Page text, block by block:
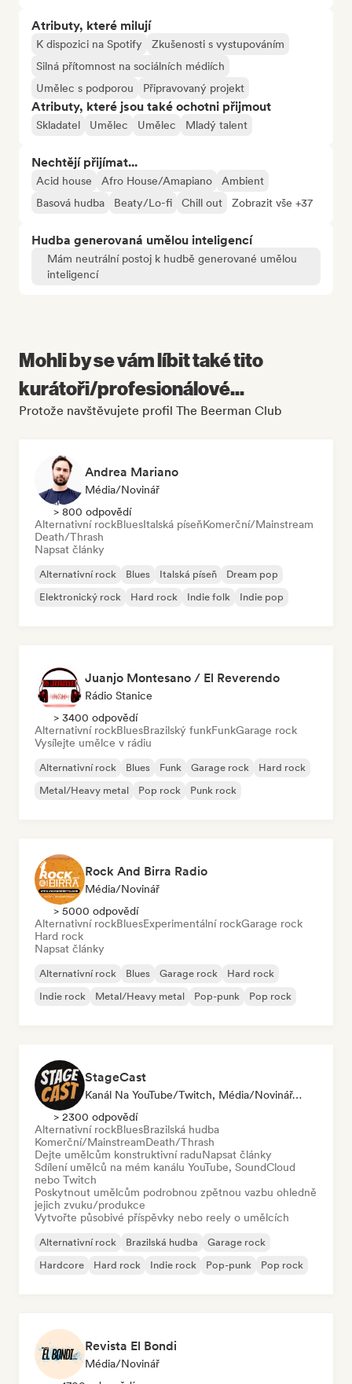
Atributy, které milují
K dispozici na Spotify
Zkušenosti s vystupováním
Silná přítomnost na sociálních médiích
Umělec s podporou
Připravovaný projekt
Atributy, které jsou také ochotni přijmout
Skladatel Umělec Umělec Mladý talent
Nechtějí přijímat...
Acid house Afro House/Amapiano
Ambient
Basová hudba
Beaty/Lo-fi Chill out Zobrazit vše +37
Hudba generovaná umělou inteligencí
Mám neutrální postoj k hudbě generované umělou
inteligencí
Mohli by se vám líbit také tito
kurátoři/profesionálové...
Protože navštěvujete profil The Beerman Club
Andrea Mariano
Média/novinář
> 800 odpovědí
Alternativní rockBluesItalská píseňKomerční/Mainstream
Death/Thrash
Napsat články
Alternativní rock Blues Italská píseň
Dream pop
Elektronický rock
Hard rock Indie folk Indie pop
Juanjo Montesano / El Reverendo
Rádio Stanice
> 3400 odpovědí
Alternativní rockBluesBrazilský funkFunkGarage rock
Vysílejte umělce v rádiu
Alternativní rock Blues Funk Garage rock
Hard rock
Metal/Heavy metal
Pop rock Punk rock
Rock And Birra Radio
Média/novinář
> 5000 odpovědí
Alternativní rockBluesExperimentální rockGarage rock
Hard rock
Napsat články
Alternativní rock Blues Garage rock
Hard rock
Indie rock
Metal/Heavy metal Pop-punk Pop rock
StageCast
Kanál Na YouTube/Twitch, Média/novinář, Mentor, Social Media Influencer, Zvukový Expert
> 2300 odpovědí
Alternativní rockBluesBrazilská hudba
Komerční/MainstreamDeath/Thrash
Dejte umělcům konstruktivní raduNapsat články
Sdílení umělců na mém kanálu YouTube, SoundCloud
nebo Twitch
Poskytnout umělcům podrobnou zpětnou vazbu ohledně
jejich zvuku/produkce
Vytvořte působivé příspěvky nebo reely o umělcích
Alternativní rock Brazilská hudba
Garage rock
Hardcore
Hard rock Indie rock Pop-punk Pop rock
Revista El Bondi
Média/novinář